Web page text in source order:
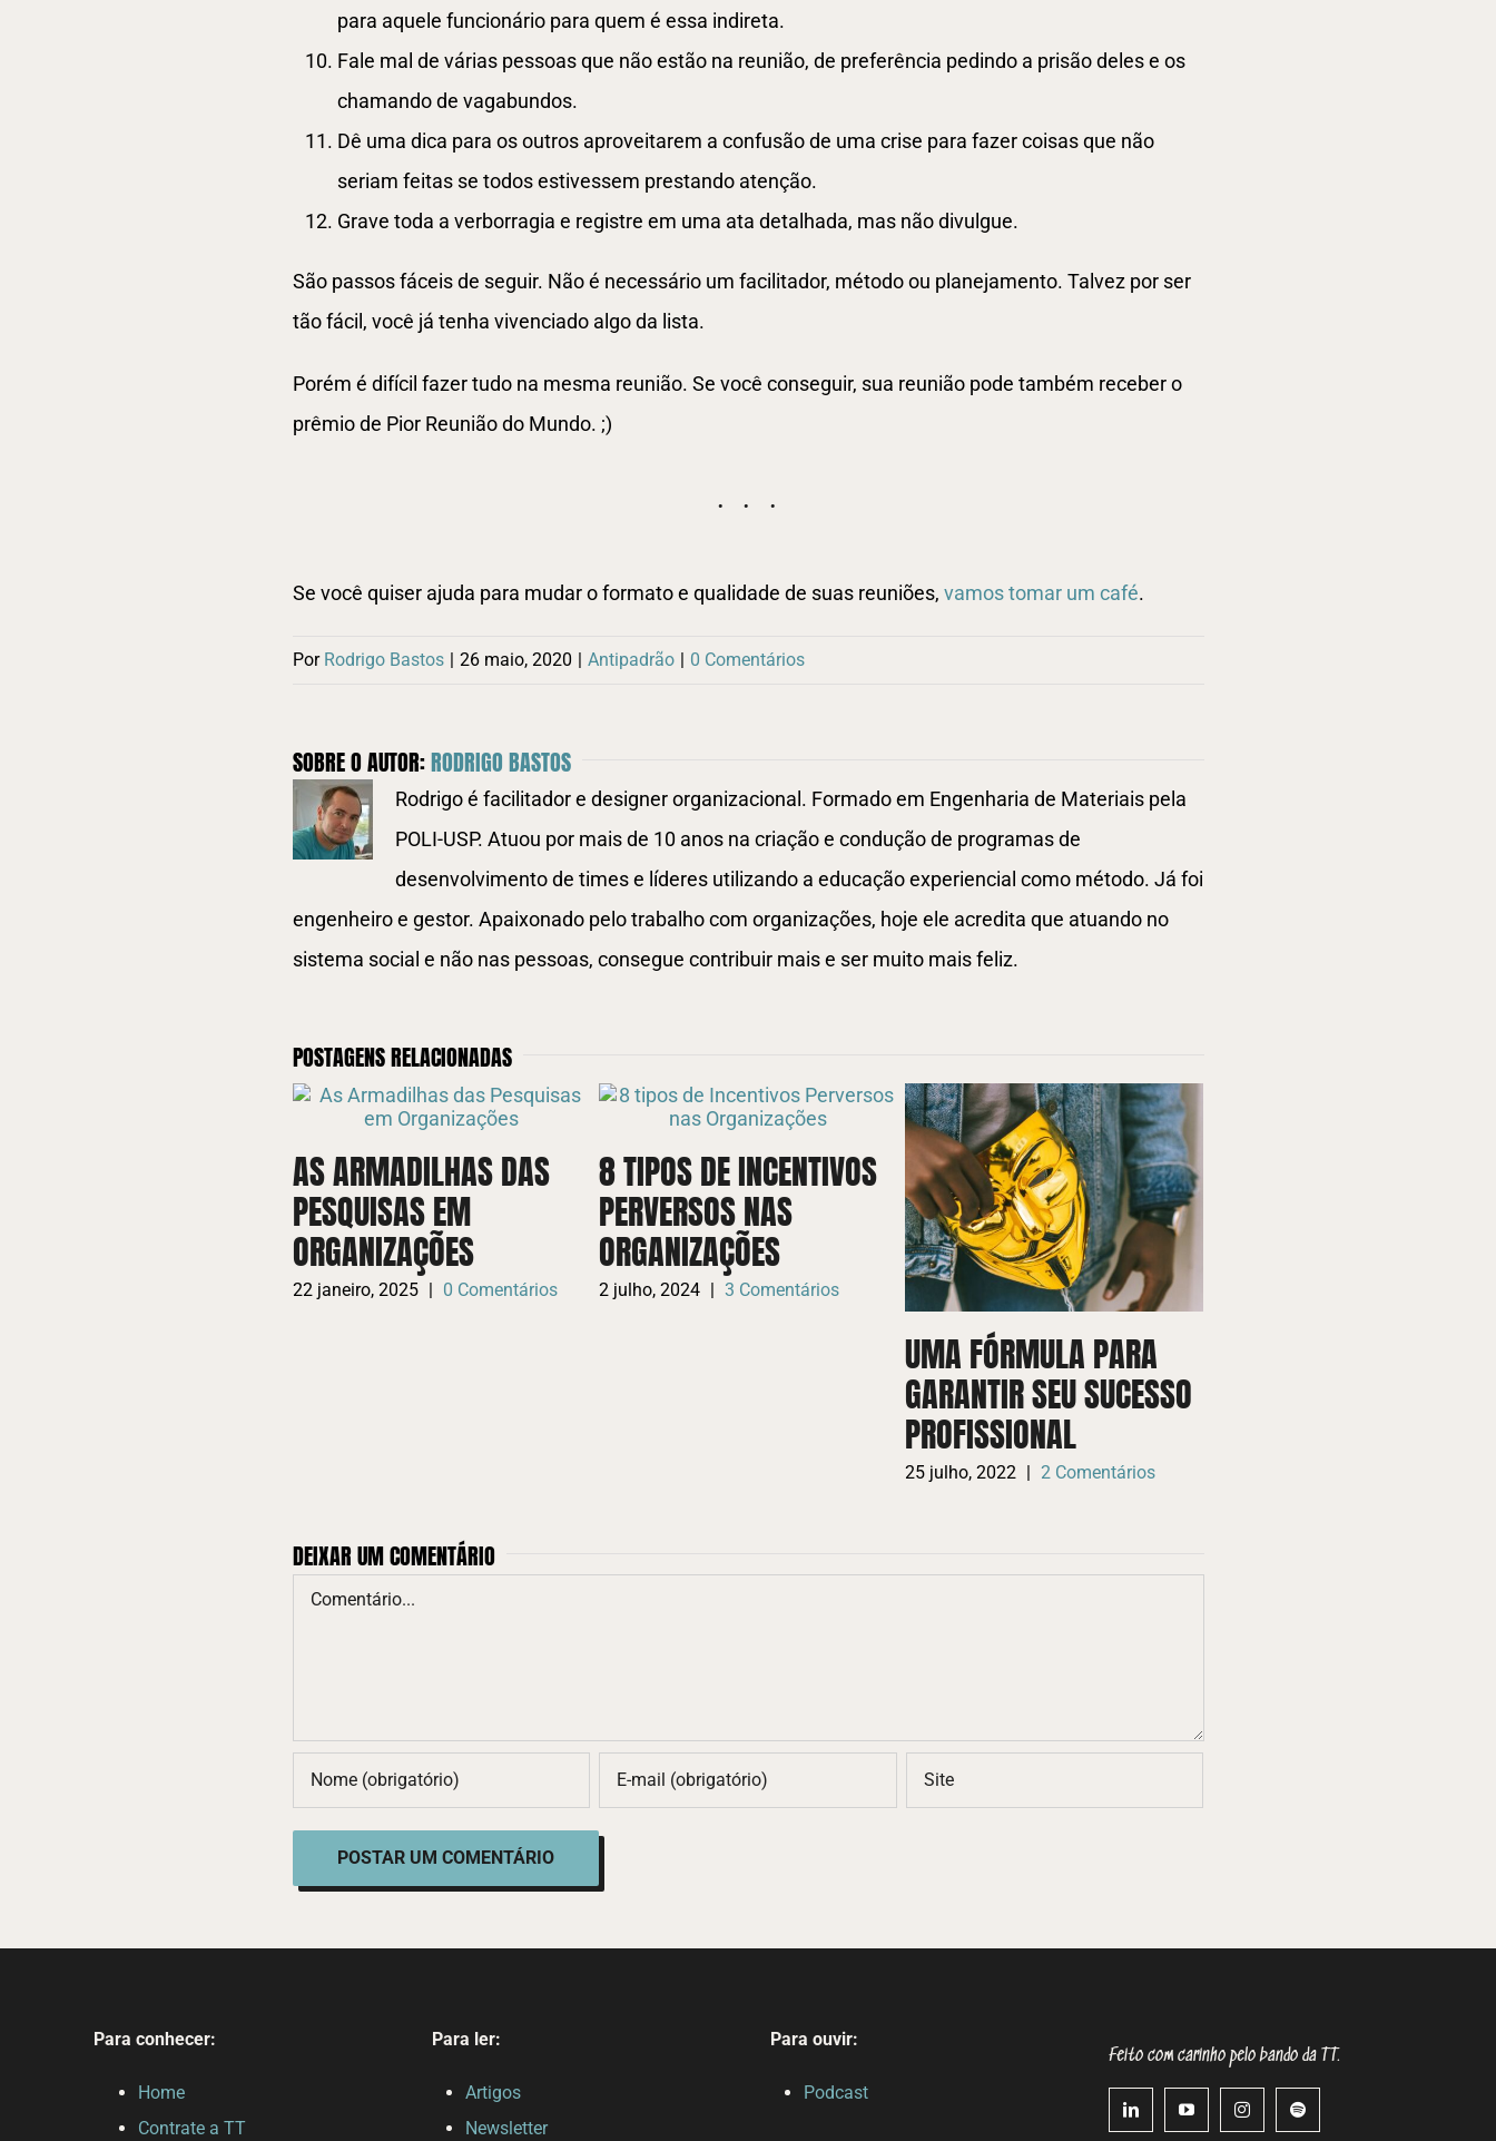
para aquele funcionário para quem é essa indireta.
Fale mal de várias pessoas que não estão na reunião, de preferência pedindo a prisão deles e os
chamando de vagabundos.
Dê uma dica para os outros aproveitarem a confusão de uma crise para fazer coisas que não
seriam feitas se todos estivessem prestando atenção.
Grave toda a verborragia e registre em uma ata detalhada, mas não divulgue.
São passos fáceis de seguir. Não é necessário um facilitador, método ou planejamento. Talvez por ser
tão fácil, você já tenha vivenciado algo da lista.
Porém é difícil fazer tudo na mesma reunião. Se você conseguir, sua reunião pode também receber o
prêmio de Pior Reunião do Mundo. ;)
Se você quiser ajuda para mudar o formato e qualidade de suas reuniões, vamos tomar um café.
Por Rodrigo Bastos | 26 maio, 2020 | Antipadrão | 0 Comentários
SOBRE O AUTOR:RODRIGO BASTOS
Rodrigo é facilitador e designer organizacional. Formado em Engenharia de Materiais pela
POLI-USP. Atuou por mais de 10 anos na criação e condução de programas de
desenvolvimento de times e líderes utilizando a educação experiencial como método. Já foi
engenheiro e gestor. Apaixonado pelo trabalho com organizações, hoje ele acredita que atuando no
sistema social e não nas pessoas, consegue contribuir mais e ser muito mais feliz.
POSTAGENS RELACIONADAS
AS ARMADILHAS DAS
PESQUISAS EM
ORGANIZAÇÕES
22 janeiro, 2025 0 Comentários
8 TIPOS DE INCENTIVOS
PERVERSOS NAS
ORGANIZAÇÕES
2 julho, 2024 3 Comentários
UMA FÓRMULA PARA
GARANTIR SEU SUCESSO
PROFISSIONAL
25 julho, 2022 | 2 Comentários
DEIXAR UM COMENTÁRIO
Comentário
Para conhecer:
Home
Contrate a TT
Para ler:
Artigos
Newsletter
Para ouvir:
Podcast
Feito com carinho pelo bando da TT.